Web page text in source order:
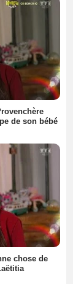
de son bébé
chose de